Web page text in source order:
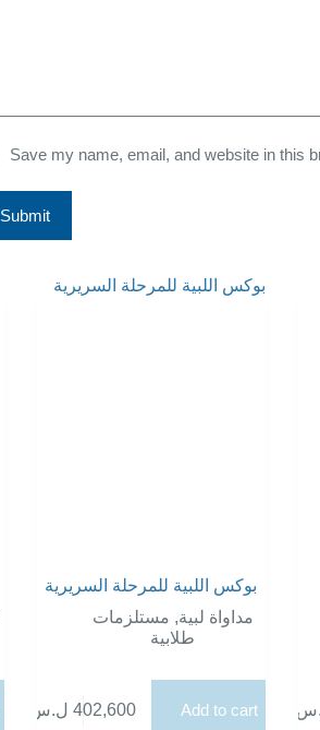
Save my name, email, and website in this
Submit
بوكس اللبية للمرحلة السريرية
مداواة لبية, مستلزمات
طلابية
402,600 ل.س Add to cart